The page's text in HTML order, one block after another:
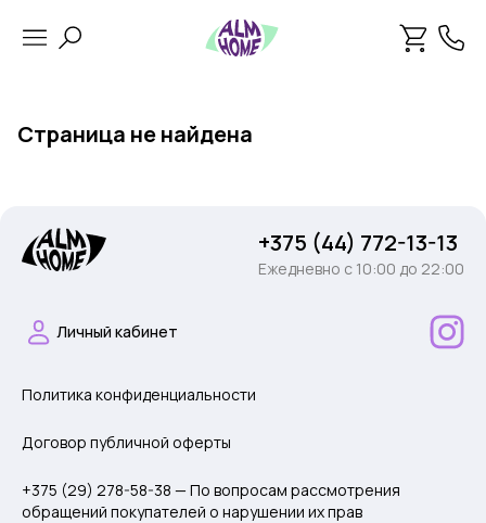
Страница не найдена
+375 (44) 772-13-13
Ежедневно c 10:00 до 22:00
Личный кабинет
Политика конфиденциальности
Договор публичной оферты
+375 (29) 278-58-38 — По вопросам рассмотрения
обращений покупателей о нарушении их прав